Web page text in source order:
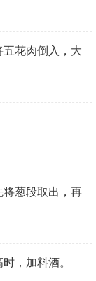
花肉倒入，大
葱段取出，再
，加料酒。